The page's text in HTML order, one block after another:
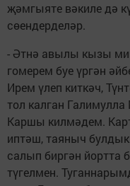
җәмгыяте вәкиле дә
сөендерделәр.
- Әтнә авылы кызы
гомерем буе үргән
Ирем үлеп киткәч,
тол калган
Каршы килмәдем.
иптәш, таяныч
салып биргән йортта
түгелмен.